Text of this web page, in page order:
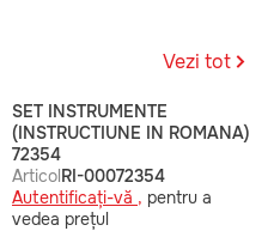
Vezi tot
SET INSTRUMENTE
(INSTRUCTIUNE IN ROMANA)
72354
ArticolRI-00072354
Autentificați-vă , pentru a
vedea prețul